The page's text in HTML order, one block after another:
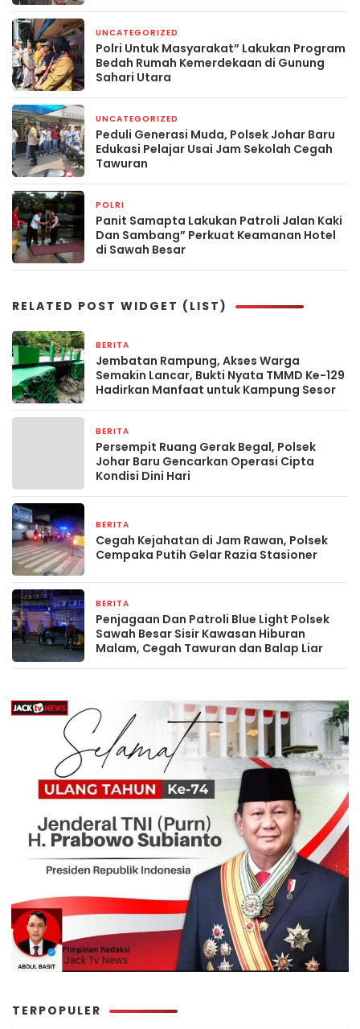
UNCATEGORIZED
Polri Untuk Masyarakat” Lakukan Program
Bedah Rumah Kemerdekaan di Gunung
Sahari Utara
UNCATEGORIZED
Peduli Generasi Muda, Polsek Johar Baru
Edukasi Pelajar Usai Jam Sekolah Cegah
Tawuran
POLRI
Panit Samapta Lakukan Patroli Jalan Kaki
Dan Sambang” Perkuat Keamanan Hotel
di Sawah Besar
RELATED POST WIDGET (LIST)
BERITA
Jembatan Rampung, Akses Warga
Semakin Lancar, Bukti Nyata TMMD Ke-129
Hadirkan Manfaat untuk Kampung Sesor
BERITA
Persempit Ruang Gerak Begal, Polsek
Johar Baru Gencarkan Operasi Cipta
Kondisi Dini Hari
BERITA
Cegah Kejahatan di Jam Rawan, Polsek
Cempaka Putih Gelar Razia Stasioner
BERITA
Penjagaan Dan Patroli Blue Light Polsek
Sawah Besar Sisir Kawasan Hiburan
Malam, Cegah Tawuran dan Balap Liar
TERPOPULER